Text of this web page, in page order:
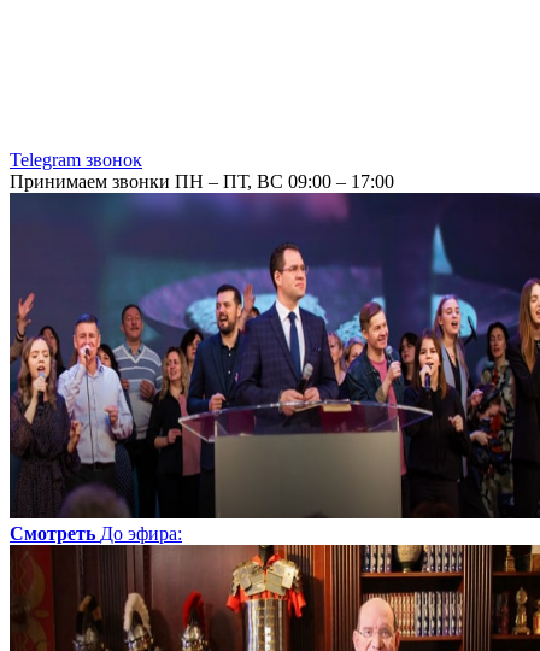
Telegram звонок
Принимаем звонки ПН – ПТ, ВС 09:00 – 17:00
Смотреть До эфира: